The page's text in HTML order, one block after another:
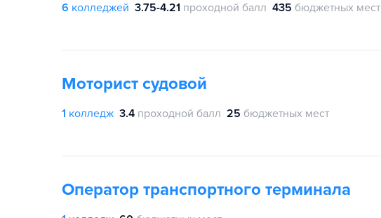
6 колледжей 3.75-4.21 проходной балл 435 бюджетных мест
Моторист судовой
1 колледж 3.4 проходной балл 25 бюджетных мест
Оператор транспортного терминала